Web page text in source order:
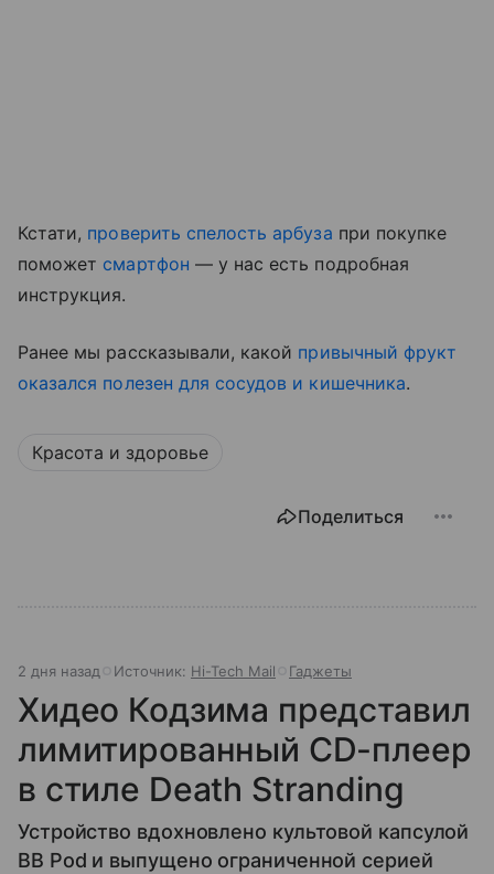
Кстати, проверить спелость арбуза при покупке
поможет смартфон — у нас есть подробная
инструкция.
Ранее мы рассказывали, какой привычный фрукт
оказался полезен для сосудов и кишечника.
Красота и здоровье
Поделиться
2 дня назад Источник: Hi-Tech Mail Гаджеты
Хидео Кодзима представил
лимитированный CD-плеер
в стиле Death Stranding
Устройство вдохновлено культовой капсулой
BB Pod и выпущено ограниченной серией